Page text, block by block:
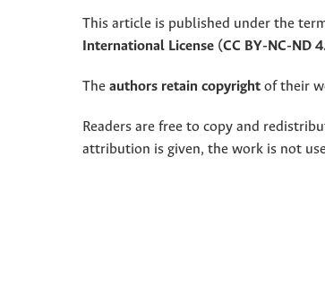
This article is published under the
International License (CC BY-NC-ND
The authors retain copyright of their
Readers are free to copy and
attribution is given, the work is not